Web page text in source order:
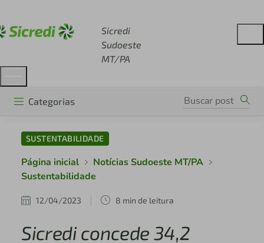
Sicredi
Sudoeste
MT/PA
Categorias
SUSTENTABILIDADE
Página inicial
Notícias Sudoeste MT/PA
Sustentabilidade
12/04/2023 8 min de leitura
Sicredi concede 34,2